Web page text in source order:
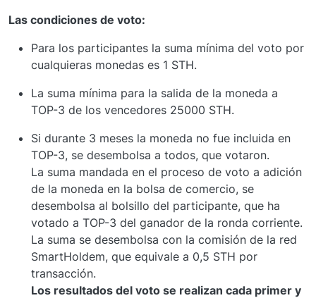
Las condiciones de voto:
Para los participantes la suma mínima del voto por
cualquieras monedas es 1 STH.
La suma mínima para la salida de la moneda a
TOP-3 de los vencedores 25000 STH.
Si durante 3 meses la moneda no fue incluida en
TOP-3, se desembolsa a todos, que votaron.
La suma mandada en el proceso de voto a adición
de la moneda en la bolsa de comercio, se
desembolsa al bolsillo del participante, que ha
votado a TOP-3 del ganador de la ronda corriente.
La suma se desembolsa con la comisión de la red
SmartHoldem, que equivale a 0,5 STH por
transacción.
Los resultados del voto se realizan cada primer y